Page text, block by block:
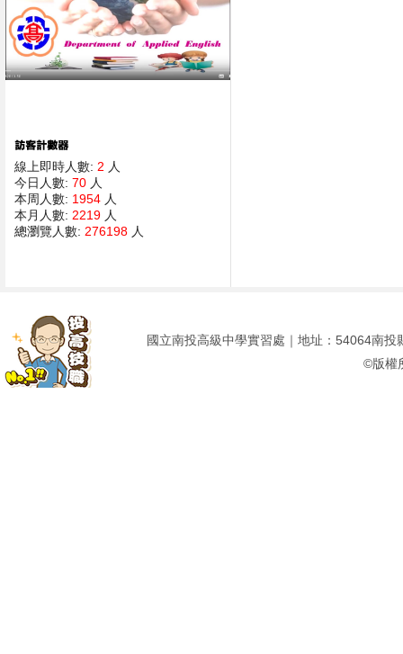
線上即時人數: 2 人
今日人數: 70 人
本周人數: 1954 人
本月人數: 2219 人
總瀏覽人數: 276198 人
國立南投高級中學實習處｜地址：54064南
©版權